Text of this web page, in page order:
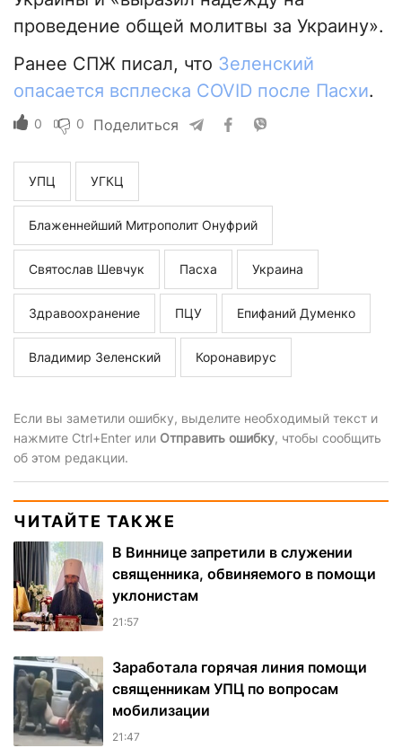
проведение общей молитвы за Украину».
Ранее СПЖ писал, что Зеленский
опасается всплеска COVID после Пасхи.
0 0 Поделиться
УПЦ УГКЦ
Блаженнейший Митрополит Онуфрий
Святослав Шевчук Пасха Украина
Здравоохранение ПЦУ Епифаний Думенко
Владимир Зеленский Коронавирус
Если вы заметили ошибку, выделите необходимый текст и
нажмите Ctrl+Enter или Отправить ошибку, чтобы сообщить
об этом редакции.
ЧИТАЙТЕ ТАКЖЕ
В Виннице запретили в служении
священника, обвиняемого в помощи
уклонистам
21:57
Заработала горячая линия помощи
священникам УПЦ по вопросам
мобилизации
21:47